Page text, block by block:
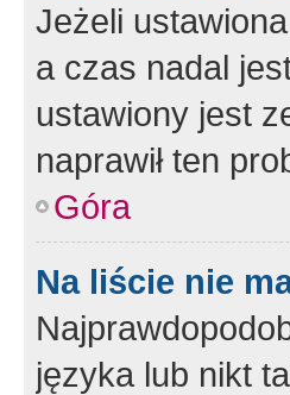
Jeżeli
a czas nadal
ustawiony jest
naprawił ten
Góra
Na liście nie
języka lub nikt